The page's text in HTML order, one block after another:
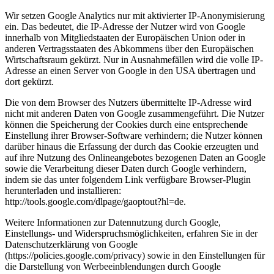
Wir setzen Google Analytics nur mit aktivierter IP-Anonymisierung
ein. Das bedeutet, die IP-Adresse der Nutzer wird von Google
innerhalb von Mitgliedstaaten der Europäischen Union oder in
anderen Vertragsstaaten des Abkommens über den Europäischen
Wirtschaftsraum gekürzt. Nur in Ausnahmefällen wird die volle IP-
Adresse an einen Server von Google in den USA übertragen und
dort gekürzt.
Die von dem Browser des Nutzers übermittelte IP-Adresse wird
nicht mit anderen Daten von Google zusammengeführt. Die Nutzer
können die Speicherung der Cookies durch eine entsprechende
Einstellung ihrer Browser-Software verhindern; die Nutzer können
darüber hinaus die Erfassung der durch das Cookie erzeugten und
auf ihre Nutzung des Onlineangebotes bezogenen Daten an Google
sowie die Verarbeitung dieser Daten durch Google verhindern,
indem sie das unter folgendem Link verfügbare Browser-Plugin
herunterladen und installieren:
http://tools.google.com/dlpage/gaoptout?hl=de.
Weitere Informationen zur Datennutzung durch Google,
Einstellungs- und Widerspruchsmöglichkeiten, erfahren Sie in der
Datenschutzerklärung von Google
(https://policies.google.com/privacy) sowie in den Einstellungen für
die Darstellung von Werbeeinblendungen durch Google